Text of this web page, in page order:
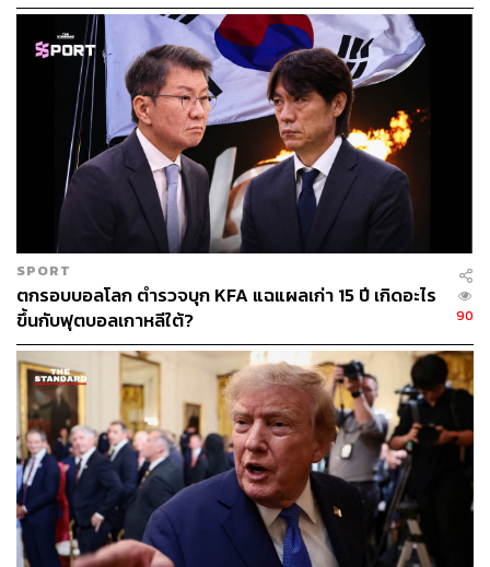
อมฤตสระ รัฐปัญจาบ อินเดีย
ภาพ: Narinder Nanu / AFP
SPORT
ตกรอบบอลโลก ตำรวจบุก KFA แฉแผลเก่า 15 ปี เกิดอะไร
ขึ้นกับฟุตบอลเกาหลีใต้?
90